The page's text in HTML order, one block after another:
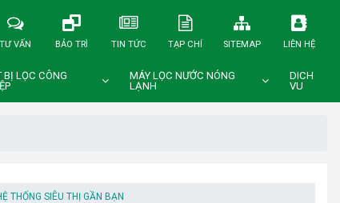
TƯ VẤN BẢO TRÌ TIN TỨC TẠP CHÍ SITEMAP LIÊN HỆ
BỊ LỌC CÔNG
MÁY LỌC NƯỚC NÓNG
LẠNH
DICH
VU
THỐNG SIÊU THỊ GẦN BẠN